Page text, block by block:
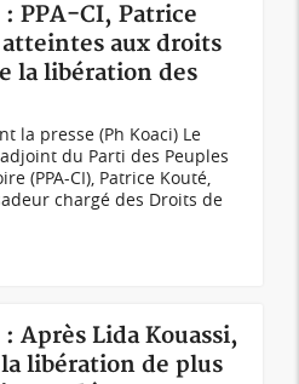
PPA-CI, Patrice
aux droits
la libération des
la presse (Ph Koaci) Le
du Parti des Peuples
(PPA-CI), Patrice Kouté,
chargé des Droits de
Après Lida Kouassi,
libération de plus